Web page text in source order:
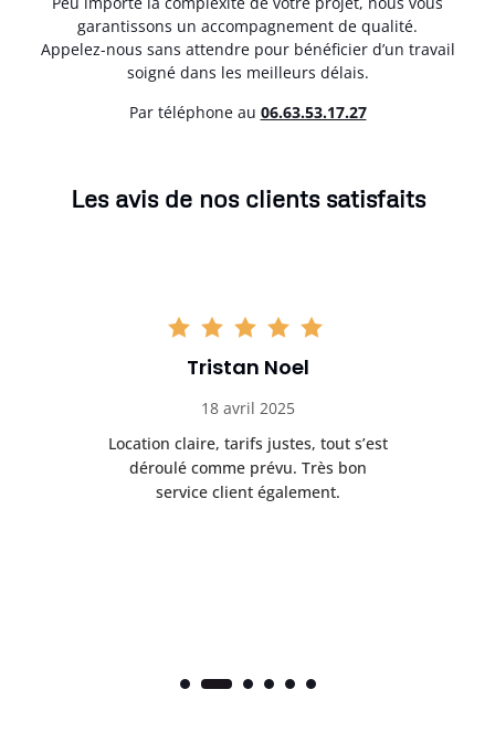
garantissons un accompagnement de qualité.
Appelez-nous sans attendre pour bénéficier d’un travail
soigné dans les meilleurs délais.
Par téléphone au 06.63.53.17.27
Les avis de nos clients satisfaits
Tristan Noel
18 avril 2025
Location claire, tarifs justes, tout s’est
déroulé comme prévu. Très bon
service client également.